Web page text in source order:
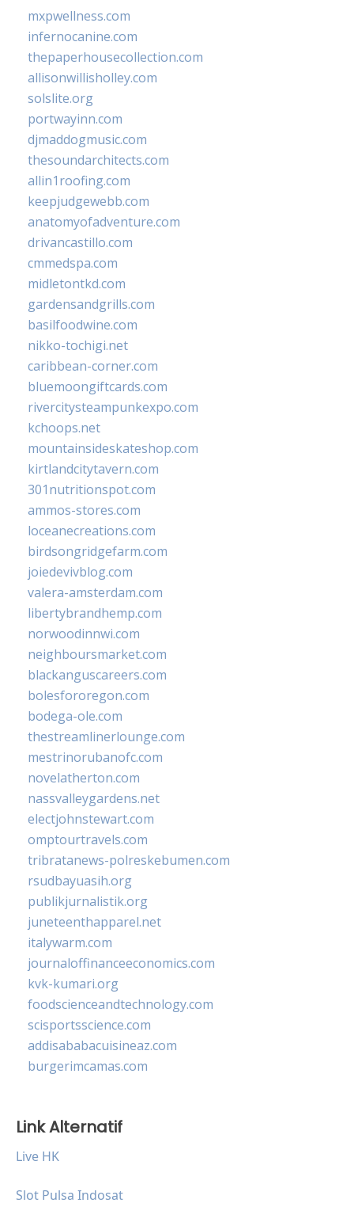
mxpwellness.com
infernocanine.com
thepaperhousecollection.com
allisonwillisholley.com
solslite.org
portwayinn.com
djmaddogmusic.com
thesoundarchitects.com
allin1roofing.com
keepjudgewebb.com
anatomyofadventure.com
drivancastillo.com
cmmedspa.com
midletontkd.com
gardensandgrills.com
basilfoodwine.com
nikko-tochigi.net
caribbean-corner.com
bluemoongiftcards.com
rivercitysteampunkexpo.com
kchoops.net
mountainsideskateshop.com
kirtlandcitytavern.com
301nutritionspot.com
ammos-stores.com
loceanecreations.com
birdsongridgefarm.com
joiedevivblog.com
valera-amsterdam.com
libertybrandhemp.com
norwoodinnwi.com
neighboursmarket.com
blackanguscareers.com
bolesfororegon.com
bodega-ole.com
thestreamlinerlounge.com
mestrinorubanofc.com
novelatherton.com
nassvalleygardens.net
electjohnstewart.com
omptourtravels.com
tribratanews-polreskebumen.com
rsudbayuasih.org
publikjurnalistik.org
juneteenthapparel.net
italywarm.com
journaloffinanceeconomics.com
kvk-kumari.org
foodscienceandtechnology.com
scisportsscience.com
addisababacuisineaz.com
burgerimcamas.com
Link Alternatif
Live HK
Slot Pulsa Indosat